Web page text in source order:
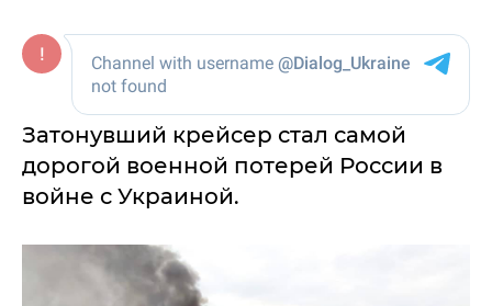
Затонувший крейсер стал самой
дорогой военной потерей России в
войне с Украиной.